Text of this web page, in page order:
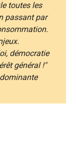
toutes les
passant par
démocratie
général !"